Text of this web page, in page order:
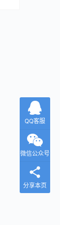
QQ客服
微信公众号
分享本页